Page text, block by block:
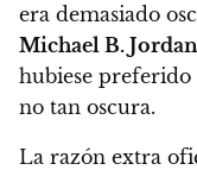
era demasiado
Michael B. Jordan
hubiese
no tan oscura.
La razón extra